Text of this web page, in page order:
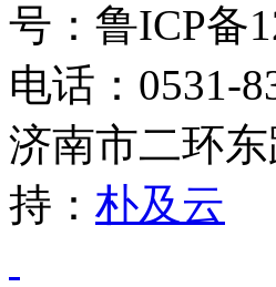
号：鲁ICP备
电话：0531-
济南市二环
持： 朴及云